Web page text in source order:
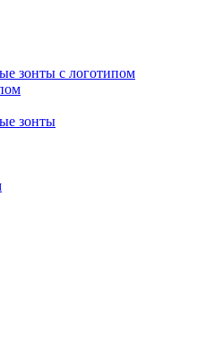
зонты с логотипом
зонты